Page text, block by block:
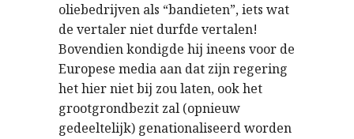
oliebedrijven als “bandieten”, iets wat
de vertaler niet durfde vertalen!
Bovendien kondigde hij ineens voor de
Europese media aan dat zijn regering
het hier niet bij zou laten, ook het
grootgrondbezit zal (opnieuw
gedeeltelijk) genationaliseerd worden